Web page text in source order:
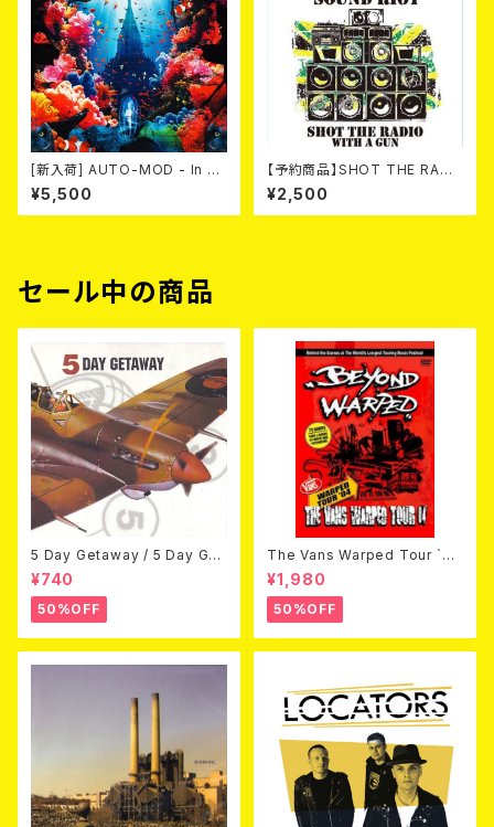
[新入荷] AUTO-MOD - In Th
e Wake Of KING AUTO-MO
D（CD+DVD/初回限定盤）
¥5,500
【予約商品】SHOT THE RADI
O WITH A GUN / SOUND RI
OT (CD)【8月８日発売】
¥2,500
セール中の商品
5 Day Getaway / 5 Day Get
away (CDEP)
¥740
50%OFF
The Vans Warped Tour `04
Beyond Warped (国内盤DV
D)
¥1,980
50%OFF